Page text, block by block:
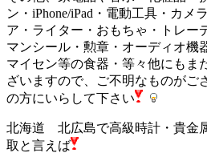
ン・iPhone/iPad・電動工具・カメ
ア・ライター・おもちゃ・トレー
マンシール・勲章・オーディオ機
マイセン等の食器・等々他にもま
ざいますので、ご不明なものがご
の方にいらして下さい
北海道 北広島で高級時計・貴金
取と言えば